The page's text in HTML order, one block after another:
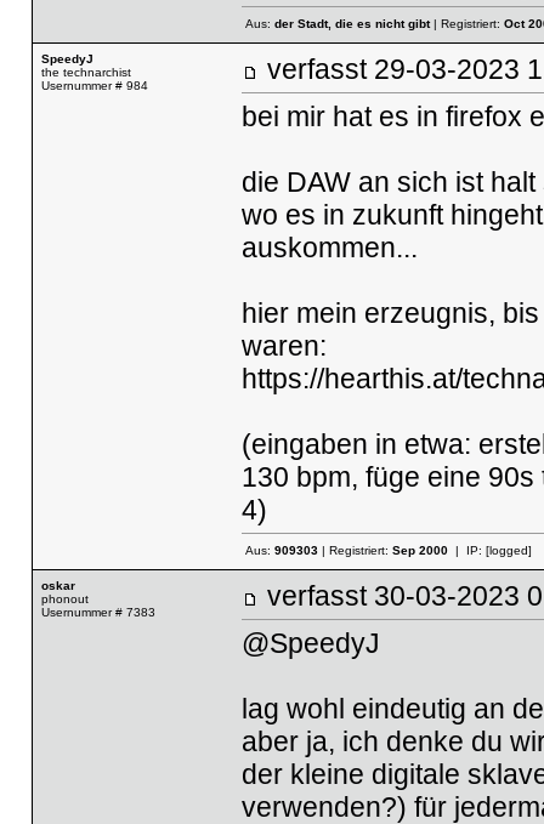
Aus: der Stadt, die es nicht gibt| Registriert: Oct
SpeedyJ
the technarchist
Usernummer # 984
verfasst 29-03-
bei mir hat es in firefox
die DAW an sich ist
wo es in zukunft
auskommen...
hier mein erzeugnis,
waren:
https://hearthis.at/
(eingaben in etwa:
130 bpm, füge eine
4)
Aus: 909303| Registriert: Sep 2000| IP: [logged]
oskar
phonout
Usernummer # 7383
verfasst 30-03-
@SpeedyJ
lag wohl eindeutig an
aber ja, ich denke du
der kleine digitale
verwenden?) für